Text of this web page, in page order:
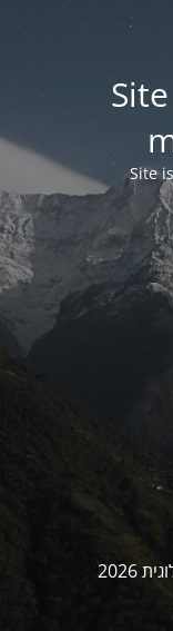
Site
2026